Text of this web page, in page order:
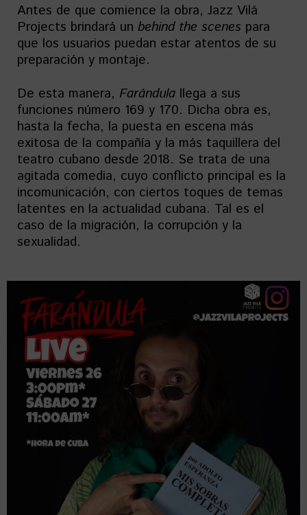
Antes de que comience la obra, Jazz Vilá
Projects brindará un behind the scenes para
que los usuarios puedan estar atentos de su
preparación y montaje.
De esta manera, Farándula llega a sus
funciones número 169 y 170. Dicha obra es,
hasta la fecha, la puesta en escena más
exitosa de la compañía y la más taquillera del
teatro cubano desde 2018. Se trata de una
agitada comedia, cuyo conflicto principal es la
incomunicación, con ciertos toques de temas
latentes en la actualidad cubana. Tal es el
caso de la migración, la corrupción y la
sexualidad.